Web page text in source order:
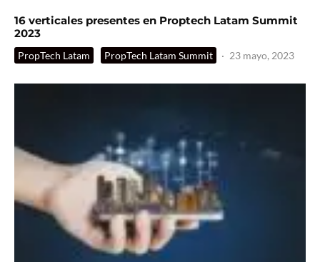
16 verticales presentes en Proptech Latam Summit
2023
PropTech Latam PropTech Latam Summit · 23 mayo, 2023